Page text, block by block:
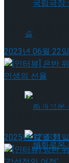
국립극장
약 체결
국립극장
약 체결
스케이팅 퀸 ·
2023년 06월 22일
[인터뷰] 은반
려내는 인생의
2025년 12월 31일